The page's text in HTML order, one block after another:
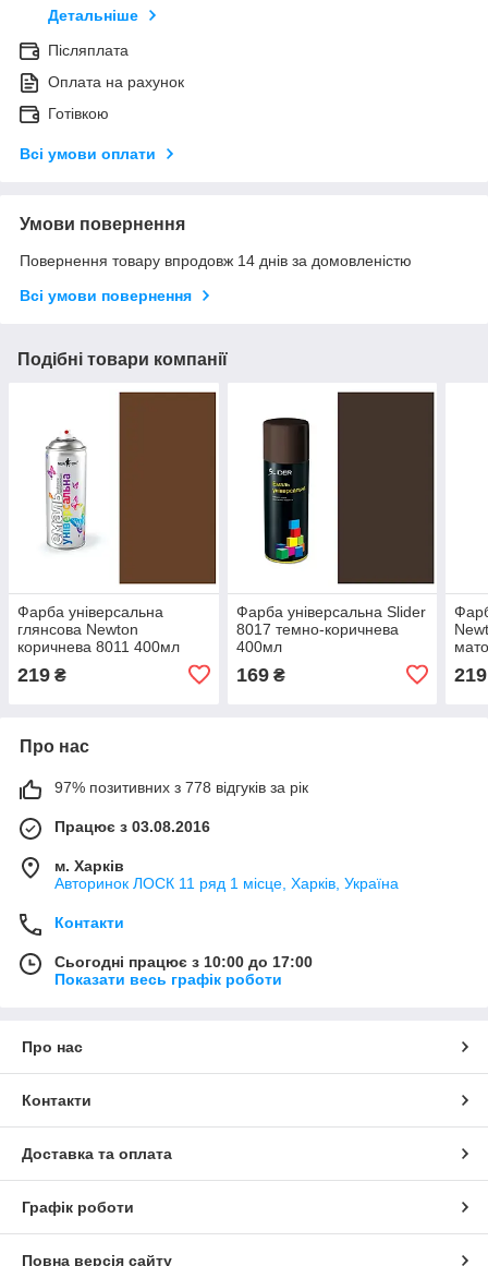
Детальніше
Післяплата
Оплата на рахунок
Готівкою
Всі умови оплати
Умови повернення
Повернення товару впродовж 14 днів за домовленістю
Всі умови повернення
Подібні товари компанії
Фарба універсальна
глянсова Newton
коричнева 8011 400мл
219 ₴
Фарба універсальна Slider
8017 темно-коричнева
400мл
169₴ 219
Про нас
97% позитивних з 778 відгуків за рік
Працює з 03.08.2016
м. Харків
Авторинок ЛОСК 11 ряд 1 місце, Харків, Україна
Контакти
Сьогодні працює з 10:00 до 17:00
Показати весь графік роботи
Про нас
Контакти
Доставка та оплата
Графік роботи
Повна версія сайту